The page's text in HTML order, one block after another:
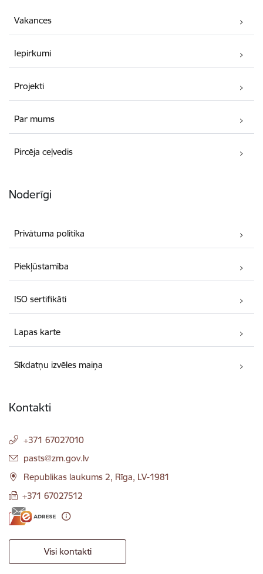
Vakances
Iepirkumi
Projekti
Par mums
Pircēja ceļvedis
Noderīgi
Privātuma politika
Piekļūstamība
ISO sertifikāti
Lapas karte
Sīkdatņu izvēles maiņa
Kontakti
+371 67027010
E-pasts:
pasts@zm.gov.lv
Republikas laukums 2, Rīga, LV-1981
+371 67027512
Visi kontakti